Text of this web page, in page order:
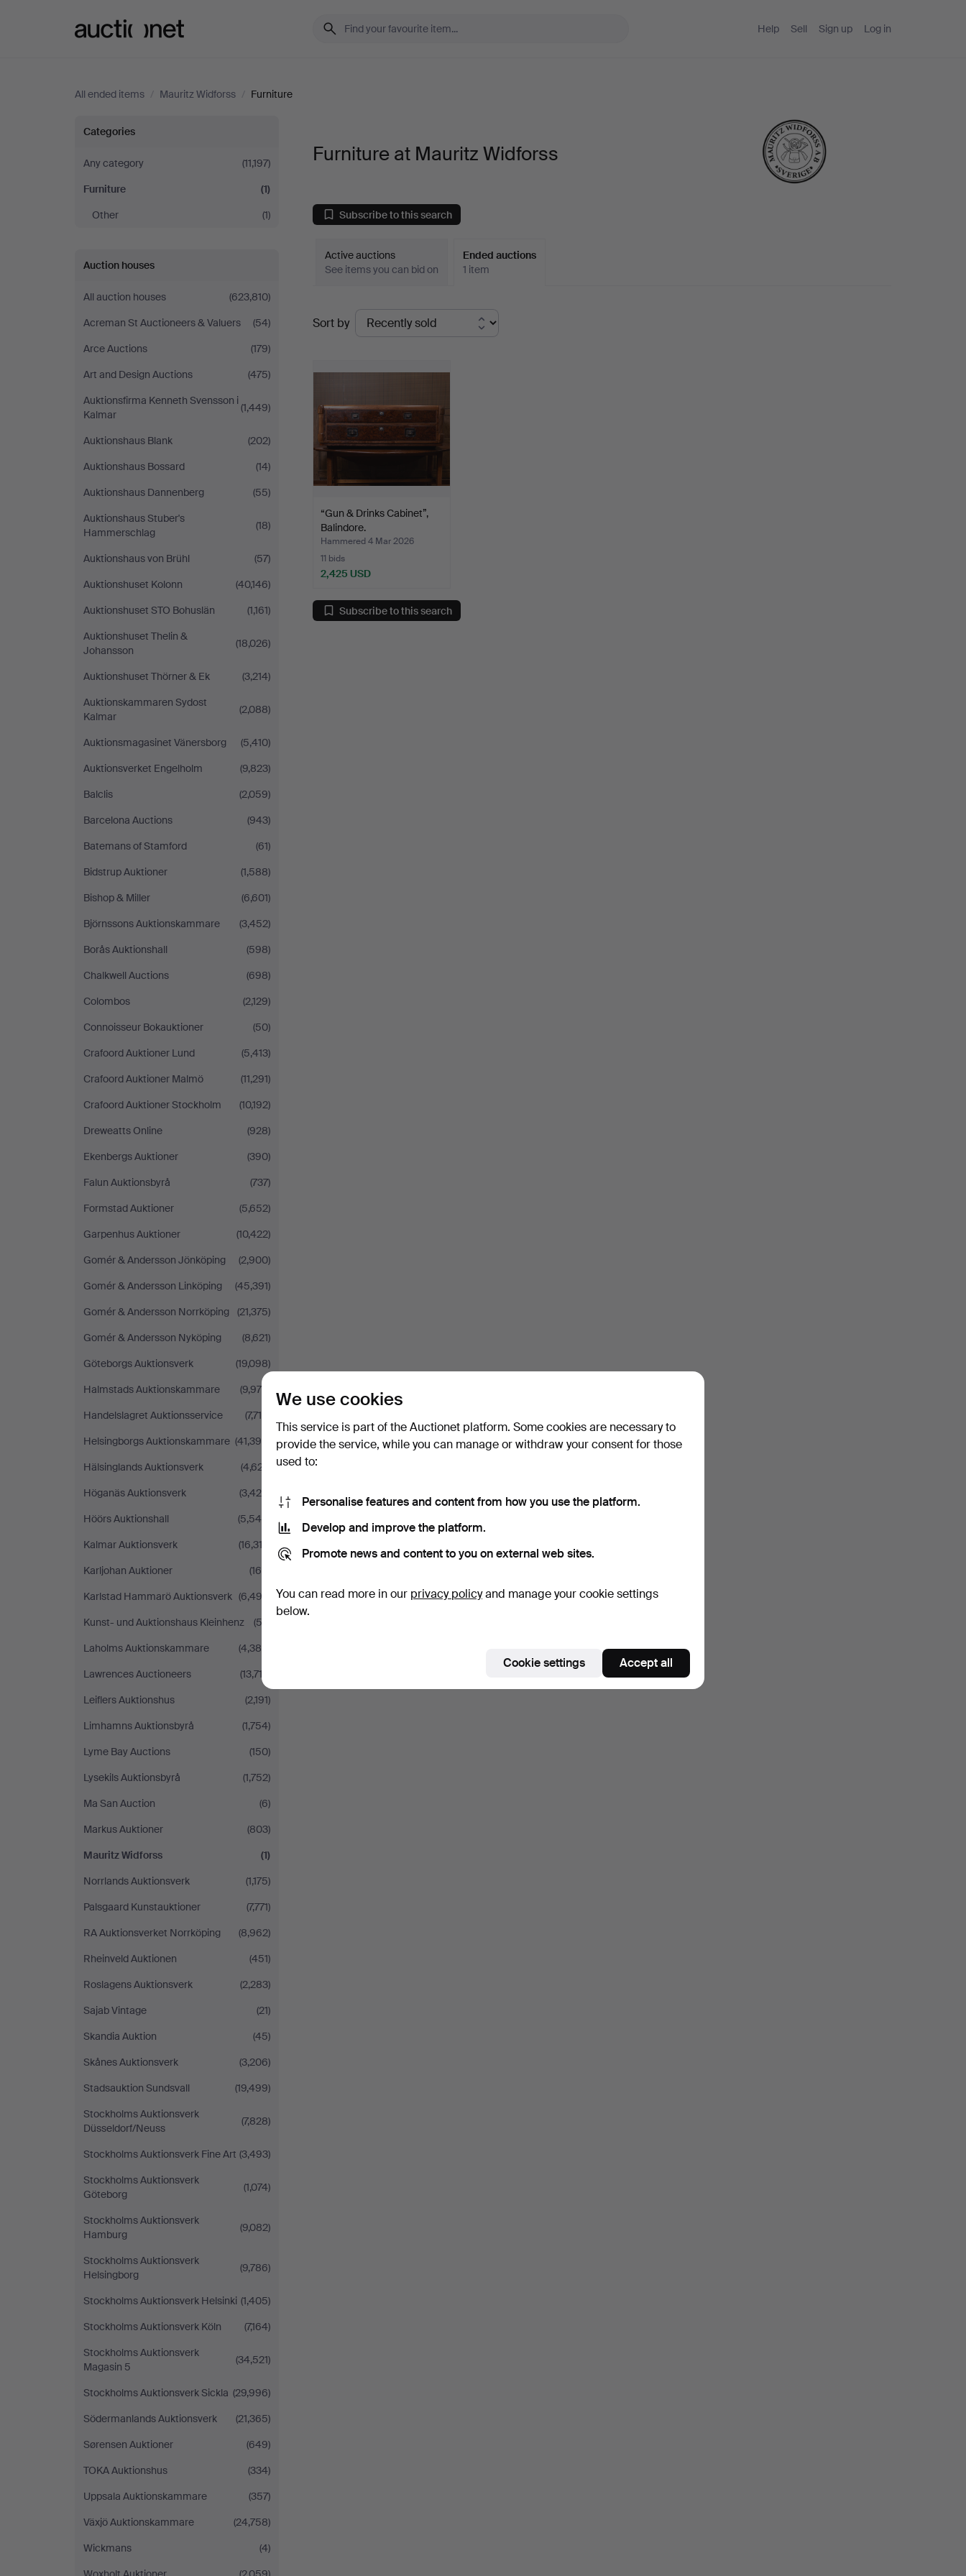
Help Sell Sign up Log in
All ended items / Mauritz Widforss / Furniture
Furniture
at
Mauritz
Categories
Any category
(11,197)
Furniture
(1)
Other
(1)
Auction houses
All auction houses
(623,810)
Acreman St Auctioneers & Valuers
(54)
Arce Auctions
(179)
Art and Design Auctions
(475)
Auktionsfirma Kenneth Svensson i
Kalmar
(1,449)
Auktionshaus Blank
(202)
Auktionshaus Bossard
(14)
Auktionshaus Dannenberg
(55)
Auktionshaus Stuber's
Hammerschlag
(18)
Auktionshaus von Brühl
(57)
Auktionshuset Kolonn
(40,146)
Auktionshuset STO Bohuslän
(1,161)
Auktionshuset Thelin &
Johansson
(18,026)
Auktionshuset Thörner & Ek
(3,214)
Auktionskammaren Sydost
Kalmar
(2,088)
Auktionsmagasinet Vänersborg
(5,410)
Auktionsverket Engelholm
(9,823)
Balclis
(2,059)
Barcelona Auctions
(943)
Batemans of Stamford
(61)
Bidstrup Auktioner
(1,588)
Bishop & Miller
(6,601)
Björnssons Auktionskammare
(3,452)
Borås Auktionshall
(598)
Chalkwell Auctions
(698)
Colombos
(2,129)
Connoisseur Bokauktioner
(50)
Crafoord Auktioner Lund
(5,413)
Crafoord Auktioner Malmö
(11,291)
Crafoord Auktioner Stockholm
(10,192)
Dreweatts Online
(928)
Ekenbergs Auktioner
(390)
Falun Auktionsbyrå
(737)
Formstad Auktioner
(5,652)
Garpenhus Auktioner
(10,422)
Gomér & Andersson Jönköping
(2,900)
Gomér & Andersson Linköping
(45,391)
Gomér & Andersson Norrköping
(21,375)
Gomér & Andersson Nyköping
(8,621)
Göteborgs Auktionsverk
(19,098)
Halmstads Auktionskammare
(9,979)
Handelslagret Auktionsservice
(7,715)
Helsingborgs Auktionskammare (41,399)
Hälsinglands Auktionsverk
(4,627)
Höganäs Auktionsverk
(3,420)
Höörs Auktionshall
(5,545)
Kalmar Auktionsverk
(16,312)
Karljohan Auktioner
(169)
Karlstad Hammarö Auktionsverk (6,493)
Kunst- und Auktionshaus Kleinhenz
(52)
Laholms Auktionskammare
(4,385)
Lawrences Auctioneers
(13,712)
Leiflers Auktionshus
(2,191)
Limhamns Auktionsbyrå
(1,754)
Lyme Bay Auctions
(150)
Lysekils Auktionsbyrå
(1,752)
Ma San Auction
(6)
Markus Auktioner
(803)
Mauritz Widforss
(1)
Norrlands Auktionsverk
(1,175)
Palsgaard Kunstauktioner
(7,771)
RA Auktionsverket Norrköping
(8,962)
Rheinveld Auktionen
(451)
Roslagens Auktionsverk
(2,283)
Sajab Vintage
(21)
Skandia Auktion
(45)
Skånes Auktionsverk
(3,206)
Stadsauktion Sundsvall
(19,499)
Stockholms Auktionsverk
Düsseldorf/Neuss
(7,828)
Stockholms Auktionsverk Fine Art (3,493)
Stockholms Auktionsverk
Göteborg
(1,074)
Stockholms Auktionsverk
Hamburg
(9,082)
Stockholms Auktionsverk
Helsingborg
(9,786)
Stockholms Auktionsverk Helsinki (1,405)
Stockholms Auktionsverk Köln
(7,164)
Stockholms Auktionsverk
Magasin 5
(34,521)
Stockholms Auktionsverk Sickla (29,996)
Södermanlands Auktionsverk
(21,365)
Sørensen Auktioner
(649)
TOKA Auktionshus
(334)
Uppsala Auktionskammare
(357)
Växjö Auktionskammare
(24,758)
Wickmans
(4)
Furniture at Mauritz Widforss
Subscribe to this search
Active auctions
See items you can bid on
Ended auctions
1 item
Ended
auctions
Sort by
“Gun & Drinks Cabinet”,
Balindore.
Hammered 4 Mar 2026
11 bids
2,425 USD
Subscribe to this search
We use cookies
This service is part of the Auctionet platform. Some cookies are necessary to
provide the service, while you can manage or withdraw your consent for those
used to:
Personalise features and content from how you use the platform.
Develop and improve the platform.
Promote news and content to you on external web sites.
You can read more in our privacy policyand manage your cookie settings
below.
Cookie settings Accept all